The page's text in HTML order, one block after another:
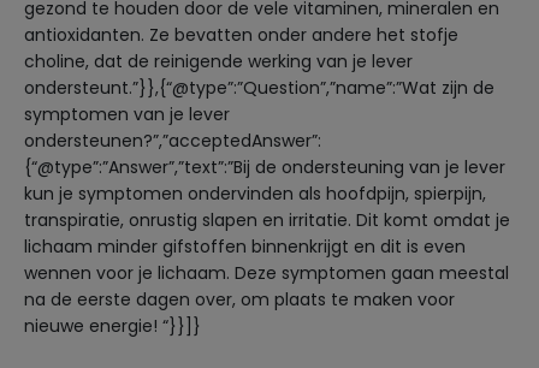
gezond te houden door de vele vitaminen, mineralen en
antioxidanten. Ze bevatten onder andere het stofje
choline, dat de reinigende werking van je lever
ondersteunt.”}},{“@type”:”Question”,”name”:”Wat zijn de
symptomen van je lever
ondersteunen?”,”acceptedAnswer”:
{“@type”:”Answer”,”text”:”Bij de ondersteuning van je lever
kun je symptomen ondervinden als hoofdpijn, spierpijn,
transpiratie, onrustig slapen en irritatie. Dit komt omdat je
lichaam minder gifstoffen binnenkrijgt en dit is even
wennen voor je lichaam. Deze symptomen gaan meestal
na de eerste dagen over, om plaats te maken voor
nieuwe energie! “}}]}